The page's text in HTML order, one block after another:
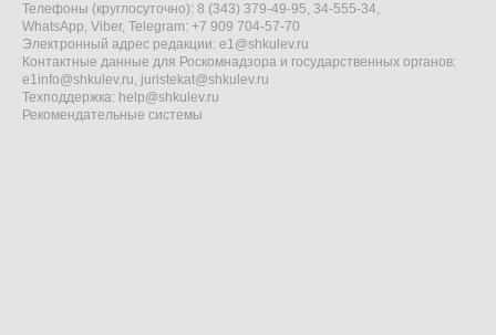
Телефоны (круглосуточно): 8 (343) 379-49-95, 34-555-34,
WhatsApp, Viber, Telegram: +7 909 704-57-70
Электронный адрес редакции: e1@shkulev.ru
Контактные данные для Роскомнадзора и государственных органов:
e1info@shkulev.ru, juristekat@shkulev.ru
Техподдержка: help@shkulev.ru
Рекомендательные системы